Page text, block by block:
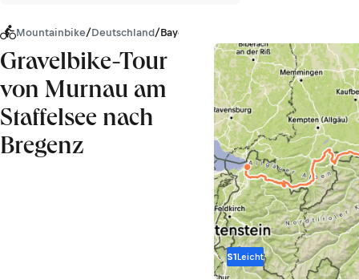
Mountainbike/Deutschland/Bayern
Gravelbike-Tour
von Murnau am
Staffelsee nach
Bregenz
S1Leicht